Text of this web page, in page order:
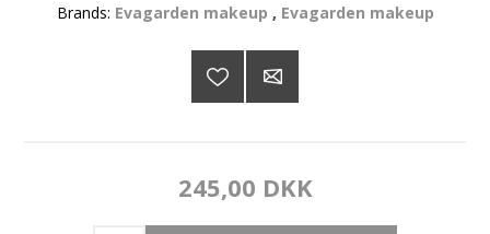
Brands: Evagarden makeup , Evagarden makeup
245,00 DKK